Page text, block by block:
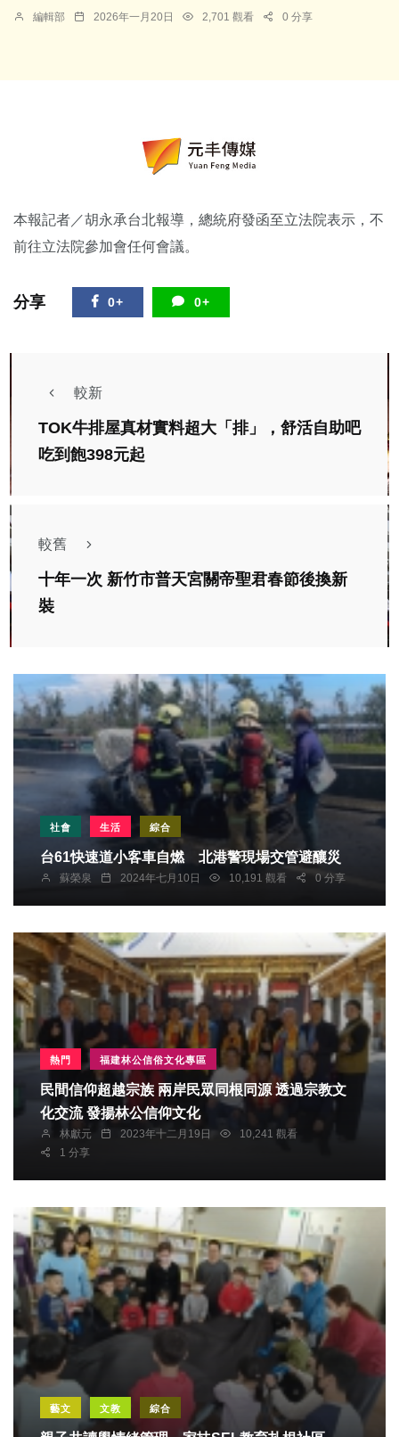
編輯部 2026年一月20日 2,701 觀看 0 分享
本報記者／胡永承台北報導，總統府發函至立法院表示，不
前往立法院參加會任何會議。
分享 0+ 0+
較新
TOK牛排屋真材實料超大「排」，舒活自助吧
吃到飽398元起
較舊
十年一次 新竹市普天宮關帝聖君春節後換新
裝
社會 生活 綜合
台61快速道小客車自燃 北港警現場交管避釀災
蘇榮泉 2024年七月10日 10,191 觀看 0 分享
熱門 福建林公信俗文化專區
民間信仰超越宗族 兩岸民眾同根同源 透過宗教文
化交流 發揚林公信仰文化
林獻元 2023年十二月19日
10,241 觀看
1 分享
藝文 文教 綜合